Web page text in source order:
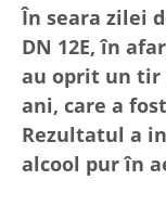
În seara zilei
DN 12E, în
au oprit un tir
ani, care a
Rezultatul a
alcool pur în